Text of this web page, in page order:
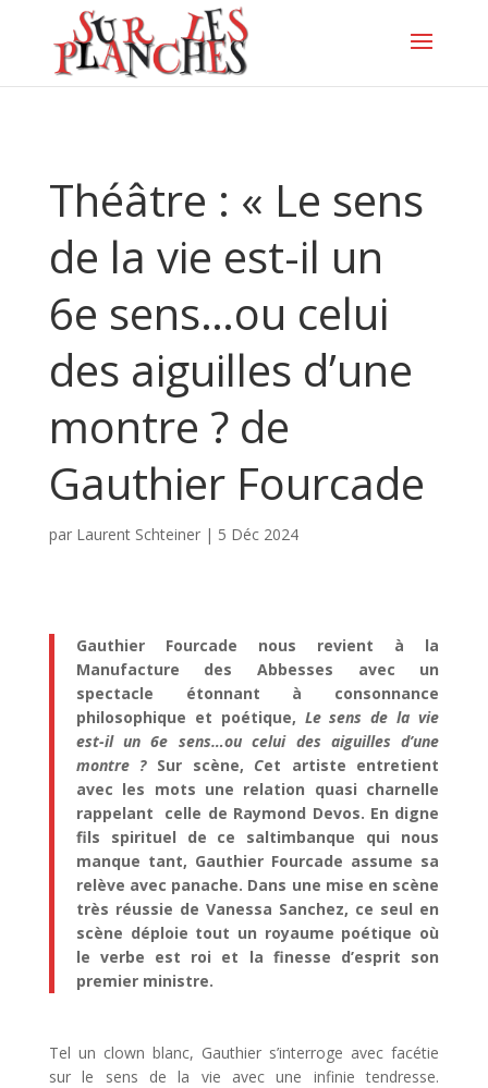
Théâtre : « Le sens
de la vie est-il un
6e sens…ou celui
des aiguilles d’une
montre ? de
Gauthier Fourcade
par Laurent Schteiner| 5 Déc 2024
Gauthier Fourcade nous revient à la
Manufacture des Abbesses avec un
spectacle étonnant à consonnance
philosophique et poétique, Le sens de la vie
est-il un 6e sens…ou celui des aiguilles d’une
montre ? Sur scène, Cet artiste entretient
avec les mots une relation quasi charnelle
rappelant celle de Raymond Devos. En digne
fils spirituel de ce saltimbanque qui nous
manque tant, Gauthier Fourcade assume sa
relève avec panache. Dans une mise en scène
très réussie de Vanessa Sanchez, ce seul en
scène déploie tout un royaume poétique où
le verbe est roi et la finesse d’esprit son
premier ministre.
Tel un clown blanc, Gauthier s’interroge avec facétie
sur le sens de la vie avec une infinie tendresse.